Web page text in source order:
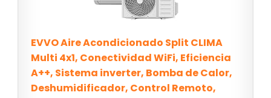
EVVO Aire Acondicionado Split CLIMA
Multi 4x1, Conectividad WiFi, Eficiencia
A++, Sistema inverter, Bomba de Calor,
Deshumidificador, Control Remoto,